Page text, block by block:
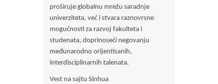
proširuje globalnu mrežu saradnje
univerziteta, već i stvara raznovrsne
mogućnosti za razvoj fakulteta i
studenata, doprinoseći negovanju
međunarodno orijentisanih,
interdisciplinarnih talenata.
Vest na sajtu Sinhua